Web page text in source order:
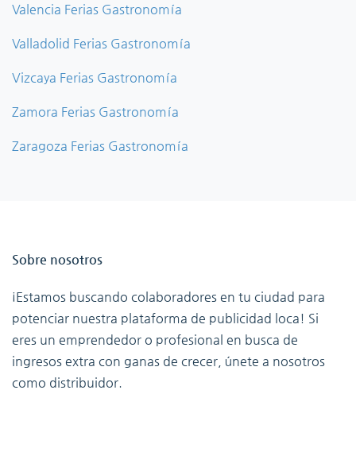
Valencia Ferias Gastronomía
Valladolid Ferias Gastronomía
Vizcaya Ferias Gastronomía
Zamora Ferias Gastronomía
Zaragoza Ferias Gastronomía
Sobre nosotros
¡Estamos buscando colaboradores en tu ciudad para
potenciar nuestra plataforma de publicidad loca! Si
eres un emprendedor o profesional en busca de
ingresos extra con ganas de crecer, únete a nosotros
como distribuidor.